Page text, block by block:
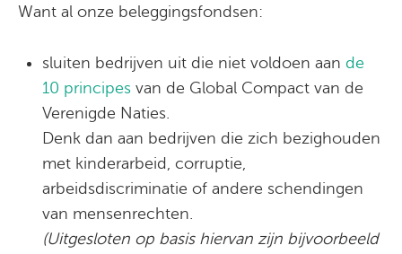
Want al onze beleggingsfondsen:
sluiten bedrijven uit die niet voldoen aan de
10 principes van de Global Compact van de
Verenigde Naties.
Denk dan aan bedrijven die zich bezighouden
met kinderarbeid, corruptie,
arbeidsdiscriminatie of andere schendingen
van mensenrechten.
(Uitgesloten op basis hiervan zijn bijvoorbeeld